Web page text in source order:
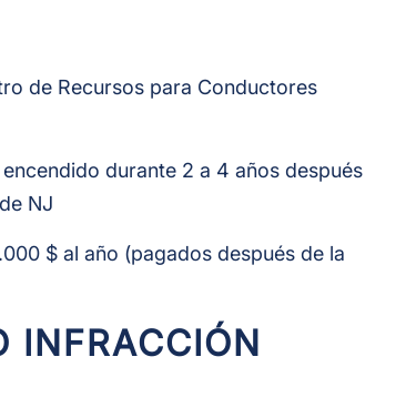
de Recursos para Conductores
durante 2 a 4 años después
NJ
$ al año (pagados después de la
INFRACCIÓN